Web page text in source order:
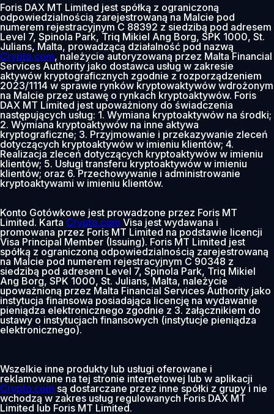
Foris DAX MT Limited jest spółką z ograniczoną
odpowiedzialnością zarejestrowaną na Malcie pod
numerem rejestracyjnym C 88392 z siedzibą pod adresem
Level 7, Spinola Park, Triq Mikiel Ang Borg, SPK 1000, St.
Julians, Malta, prowadzącą działalność pod nazwą
Crypto.com, należycie autoryzowaną przez Malta Financial
Services Authority jako dostawca usług w zakresie
aktywów kryptograficznych zgodnie z rozporządzeniem
2023/1114 w sprawie rynków kryptowaktywów wdrożonym
na Malcie przez ustawę o rynkach kryptoaktywów. Foris
DAX MT Limited jest upoważniony do świadczenia
następujących usług: 1. Wymiana kryptoaktywów na środki;
2. Wymiana kryptoaktywów na inne aktywa
kryptograficzne; 3. Przyjmowanie i przekazywanie zleceń
dotyczących kryptoaktywów w imieniu klientów; 4.
Realizacja zleceń dotyczących kryptoaktywów w imieniu
klientów; 5. Usługi transferu kryptoaktywów w imieniu
klientów; oraz 6. Przechowywanie i administrowanie
kryptoaktywami w imieniu klientów.
Konto Gotówkowe jest prowadzone przez Foris MT
Limited. Karta Crypto.com Visa jest wydawana i
promowana przez Foris MT Limited na podstawie licencji
Visa Principal Member (Issuing). Foris MT Limited jest
spółką z ograniczoną odpowiedzialnością zarejestrowaną
na Malcie pod numerem rejestracyjnym C 90348 z
siedzibą pod adresem Level 7, Spinola Park, Triq Mikiel
Ang Borg, SPK 1000, St. Julians, Malta, należycie
upoważnioną przez Malta Financial Services Authority jako
instytucja finansowa posiadająca licencję na wydawanie
pieniądza elektronicznego zgodnie z 3. załącznikiem do
ustawy o instytucjach finansowych (instytucje pieniądza
elektronicznego).
Wszelkie inne produkty lub usługi oferowane i
reklamowane na tej stronie internetowej lub w aplikacji
Crypto.com są dostarczane przez inne spółki z grupy i nie
wchodzą w zakres usług regulowanych Foris DAX MT
Limited lub Foris MT Limited.